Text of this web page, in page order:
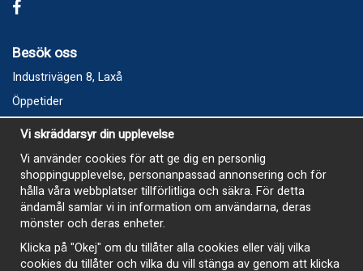
Besök oss
Industrivägen 8, Laxå
Öppetider
Vecka 32
Måndag kl 9-12, kl 13 - 15
Onsdag kl 9-12, kl 13 - 15
Tisdag, Tordag och Fredag stängt
E-Handelsbutiken är öppen och paket skickas hela
sommaren
Vi skräddarsyr din upplevelse
Vi använder cookies för att ge dig en personlig
shoppingupplevelse, personanpassad annonsering och för
hålla våra webbplatser tillförlitliga och säkra. För detta
ändamål samlar vi in information om användarna, deras
mönster och deras enheter.
Klicka på "Okej" om du tillåter alla cookies eller välj vilka
cookies du tillåter och vilka du vill stänga av genom att klicka